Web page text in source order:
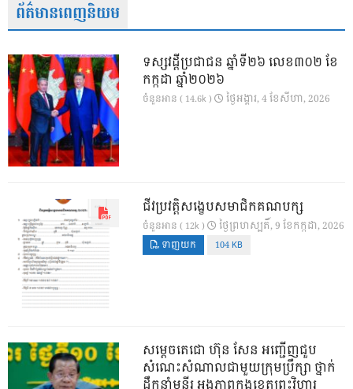
ព័ត៌មានពេញនិយម
ទស្សវដ្តីប្រជាជន ឆ្នាំទី២៦ លេខ៣០២ ខែ
កក្កដា ឆ្នាំ២០២៦
ចំនួនអាន ( 14.6k ) ថ្ងៃ​អង្គារ, 4 ខែ​សីហា, 2026
ជីវប្រវត្តិសង្ខេបសមាជិកគណបក្ស
ចំនួនអាន ( 12k ) ថ្ងៃ​ព្រហស្បតិ៍, 9 ខែ​កក្កដា, 2026
ទាញយក 104 KB
សម្តេចតេជោ ហ៊ុន សែន អញ្ជើញជួប
សំណេះសំណាលជាមួយក្រុមប្រឹក្សា ថ្នាក់